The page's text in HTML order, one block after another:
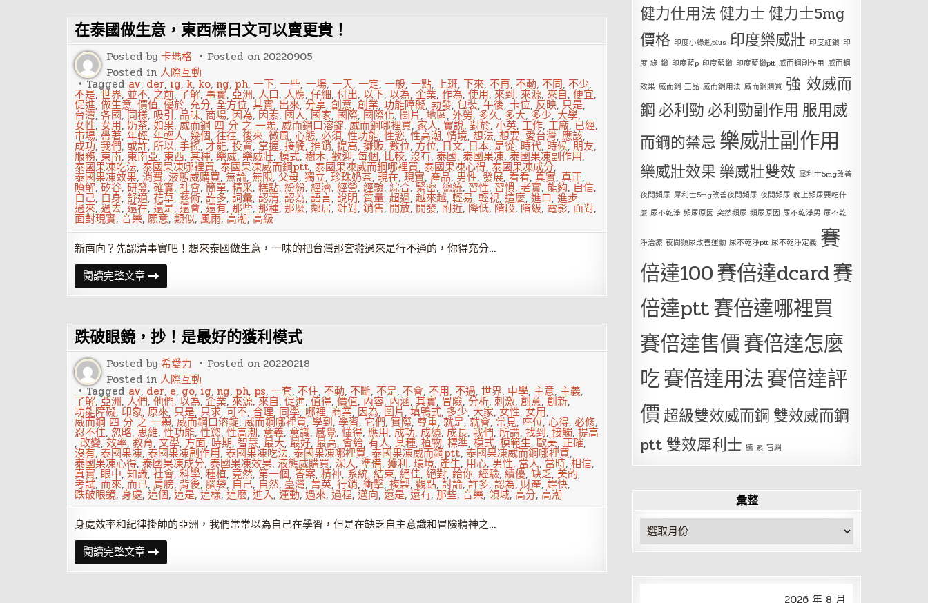
我
心
情
不
好，
想
請
病
假
嗎？
在
亞
洲
請
假
有
罪
惡
感，
但
英
美
重
視
員
工
心
理
康
在泰國做生意，東西標日文可以賣更貴！
Posted by 卡瑪格 Posted on 20220905
Posted in 人際互動
Tagged av, der, ig, k, ko, ng, ph, 一下, 一些, 一場, 一天, 一定, 一般, 一點, 上班, 下來, 不再, 不動, 不同, 不少,
不是,世界, 並不, 之前,了解, 事實,亞洲, 人口, 人應, 仔細, 付出, 以下, 以為, 企業, 作為,使用, 來到, 來源, 來自, 便宜,
促進, 做生意, 價值,優於, 充分, 全方位,其實,出來,分享,創意,創業, 功能障礙, 勃發,包裝, 午後, 卡位,反映,只是,
台灣, 各國,同樣, 吸引,品味,商場,因為, 因素, 國人,國家,國際,國際化,圖片,地區,外勞,多久,多大,多少,大學,
女性, 女用, 奶茶, 如果, 威而鋼 四 分 之 一顆,威而鋼口溶錠,威而鋼哪裡買, 家人, 實說,對於, 小英, 工作, 工廠,已經,
市場, 帶著, 年輕, 年輕人,幾個,往往, 後來,微風,心態, 必須,性功能,性慾,性高潮,情境,想法,想要, 愛台灣,應該,
成功, 我們, 或許, 所以, 手搖,才能,投資,掌握, 接觸,推銷,提高,攤販,數位, 方位,日文,日本,是從,時代,時候,朋友,
服務, 東南, 東南亞,東西, 某種, 樂威,樂威壯,模式,樹木,歡迎,每個,比較, 沒有, 泰國,泰國果凍,泰國果凍副作用,
泰國果凍吃法,泰國果凍哪裡買, 泰國果凍威而鋼ptt,泰國果凍威而鋼哪裡買,泰國果凍心得,泰國果凍成分,
泰國果凍效果, 消費,液態威購買,無論, 無限,父母, 獨立, 珍珠奶茶,現在, 現實,產品, 男性,發展, 看看,真實, 真正,
瞭解,矽谷,研發,確實,社會,簡單,精采,糕點, 紛紛, 經濟,經營,經驗,綜合,緊密,總統,習性,習慣,老實,能夠, 自信,
自己, 自身, 舒適, 花草, 藝術, 許多, 詞彙, 認清, 認為, 語言, 說明, 質量, 超過, 越來越,輕易,輕視,這麼, 進口,進步,
過來, 過去, 還在, 還是, 還會, 還有, 那些, 那種, 那麼, 鄰居, 針對, 銷售, 開放, 開發, 附近,降低,階段,階級, 電影,面對,
面對現實,音樂, 願意, 類似,風雨,高潮, 高級
新南向？先認清事實吧！想來泰國做生意，一味的把台灣那套搬過來是行不通的，你得充分…
閱讀完整文章在
泰
國
意，
東
西
標
日
文
可
以
賣
更
貴！
跌破眼鏡，抄！是最好的獲利模式
Posted by 希愛力 Posted on 20220218
Posted in 人際互動
Tagged av, der, e, go, ig, ng, ph, ps, 一套, 不住, 不動, 不斷, 不是, 不會, 不用, 不過, 世界, 中學, 主意, 主義,
了解,亞洲, 人們, 他們,以為, 企業,來源,來自,促進,值得,價值, 內容,內涵,其實,冒險,分析,刺激, 創意,創新,
功能障礙,印象,原來,只是,只求, 可不,合理,同學,哪裡,商業, 因為,圖片,填鴨式,多少,大家,女性,女用,
威而鋼 四 分 之 一顆,威而鋼口溶錠,威而鋼哪裡買,學到, 學習, 它們, 實際,尊重,就是,就會,常見,座位,心得, 必修,
忍不住,忽略, 思維,性功能,性慾,性高潮,意義,意識, 感覺, 懂得, 應用,成功, 成績,成長,我們, 所謂,找到,接觸, 提高
,改變,效率,教育,文學,方面, 時期, 智慧, 最大, 最好,最高, 會給,有人,某種,植物,標準, 模式,模範生,歐美,正確,
沒有,泰國果凍,泰國果凍副作用,泰國果凍吃法, 泰國果凍哪裡買,泰國果凍威而鋼ptt,泰國果凍威而鋼哪裡買,
泰國果凍心得,泰國果凍成分, 泰國果凍效果,液態威購買,深入, 準備, 獲利,環境,產生, 用心,男性,當人,當時,相信,
真實,眼中, 知識,社會,科學,種植,竟然,第一個,答案,精神,系統,結束,絕佳,絕對, 給你, 經驗,績優, 缺乏, 美的,
考試, 而來, 而已, 肩膀, 背後, 腦袋, 自己, 自然,臺灣,菁英,行銷,衝擊,複製,觀點, 討論,許多,認為,財產, 趕快,
跌破眼鏡, 身處, 這個,這是,這樣,這麼, 進入,運動,過來,過程,邁向, 還是,還有,那些,音樂, 領域,高分, 高潮
身處效率和紀律掛帥的亞洲，我們常常以為自己在學習，但是在缺乏自主意識和冒險精神之…
閱讀完整文章跌
破
眼
健力仕用法健力士健力士5mg
價格 印度小綠瓶plus 印度樂威壯 印度紅鑽 印
度 綠 鑽 印度藍p 印度藍鑽 印度藍鑽ptt 威而鋼副作用 威而鋼
效果 威而鋼 正品 威而鋼用法 威而鋼購買 強 效威而
鋼 必利勁 必利勁副作用 服用威
而鋼的禁忌 樂威壯副作用
樂威壯效果 樂威壯雙效 犀利士5mg改善
夜間頻尿 犀利士5mg改善夜間頻尿 夜間頻尿 晚上頻尿要吃什
麼 尿不乾淨 頻尿原因 突然頻尿 頻尿原因 尿不乾淨男 尿不乾
淨治療 夜間頻尿改善運動 尿不乾淨ptt 尿不乾淨定義 賽
倍達100賽倍達dcard賽
倍達ptt賽倍達哪裡買
賽倍達售價賽倍達怎麼
吃賽倍達用法賽倍達評
價超級雙效威而鋼 雙效威而鋼
ptt 雙效犀利士 騰 素 官網
彙整
彙
整
2026 年 8 月